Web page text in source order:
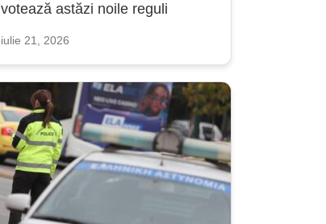
votează astăzi noile reguli
iulie 21, 2026